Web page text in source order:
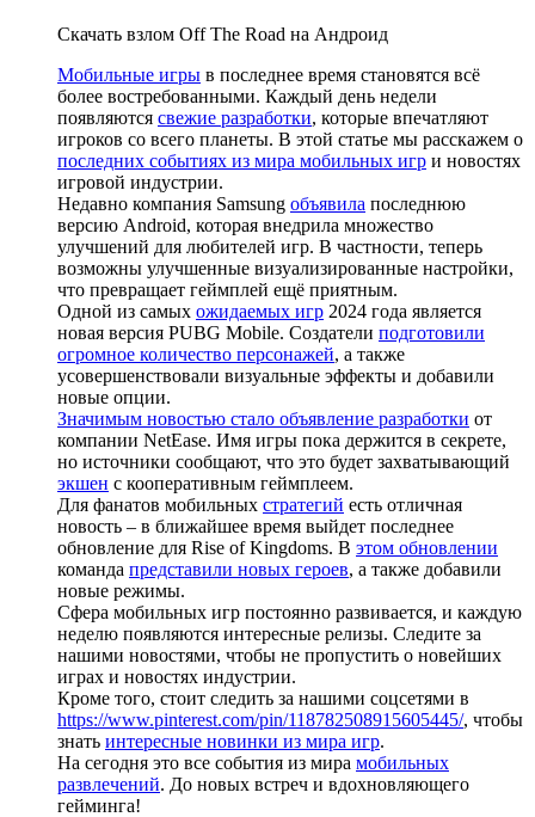
Скачать взлом Off The Road на Андроид
Мобильные игры в последнее время становятся всё
более востребованными. Каждый день недели
появляются свежие разработки, которые впечатляют
игроков со всего планеты. В этой статье мы расскажем о
последних событиях из мира мобильных игр и новостях
игровой индустрии.
Недавно компания Samsung объявила последнюю
версию Android, которая внедрила множество
улучшений для любителей игр. В частности, теперь
возможны улучшенные визуализированные настройки,
что превращает геймплей ещё приятным.
Одной из самых ожидаемых игр 2024 года является
новая версия PUBG Mobile. Создатели подготовили
огромное количество персонажей, а также
усовершенствовали визуальные эффекты и добавили
новые опции.
Значимым новостью стало объявление разработки от
компании NetEase. Имя игры пока держится в секрете,
но источники сообщают, что это будет захватывающий
экшен с кооперативным геймплеем.
Для фанатов мобильных стратегий есть отличная
новость – в ближайшее время выйдет последнее
обновление для Rise of Kingdoms. В этом обновлении
команда представили новых героев, а также добавили
новые режимы.
Сфера мобильных игр постоянно развивается, и каждую
неделю появляются интересные релизы. Следите за
нашими новостями, чтобы не пропустить о новейших
играх и новостях индустрии.
Кроме того, стоит следить за нашими соцсетями в
https://www.pinterest.com/pin/118782508915605445/, чтобы
знать интересные новинки из мира игр.
На сегодня это все события из мира мобильных
развлечений. До новых встреч и вдохновляющего
гейминга!